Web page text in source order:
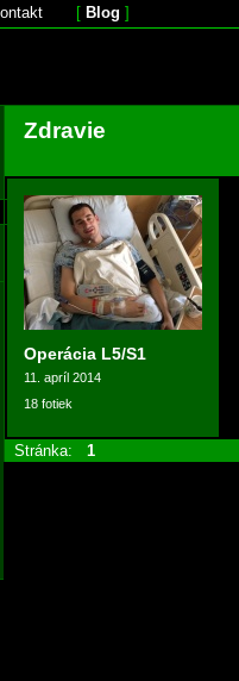
[ Blog ]
Zdravie
Operácia L5/S1
11. apríl 2014
18 fotiek
Stránka: 1